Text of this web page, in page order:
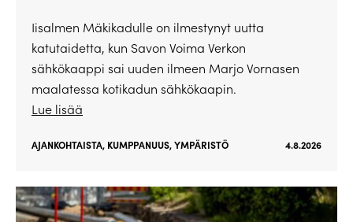
Iisalmen Mäkikadulle on ilmestynyt uutta
katutaidetta, kun Savon Voima Verkon
sähkökaappi sai uuden ilmeen Marjo Vornasen
maalatessa kotikadun sähkökaapin.
Lue lisää
AJANKOHTAISTA, KUMPPANUUS,YMPÄRISTÖ 4.8.2026